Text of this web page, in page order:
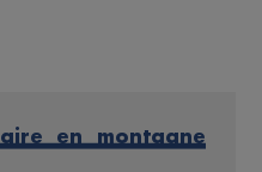
en montagne